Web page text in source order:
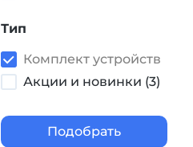
Тип
Комплект устройств
Акции и новинки (3)
Подобрать